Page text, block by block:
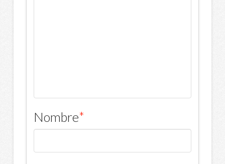
Nombre*